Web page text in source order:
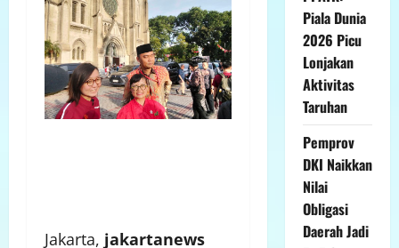
Jakarta, jakartanews
Piala Dunia
2026 Picu
Lonjakan
Aktivitas
Taruhan
Pemprov
DKI Naikkan
Nilai
Obligasi
Daerah Jadi